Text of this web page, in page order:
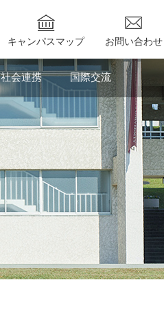
キャンパスマップ お問い合わせ
社会連携 国際交流